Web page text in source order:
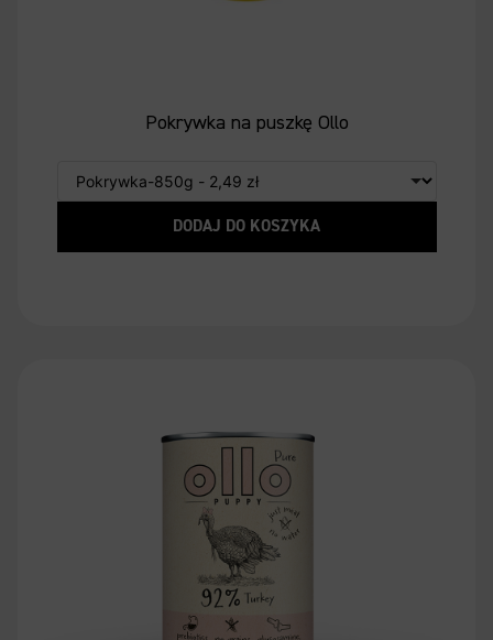
Pokrywka na puszkę Ollo
DODAJ DO KOSZYKA